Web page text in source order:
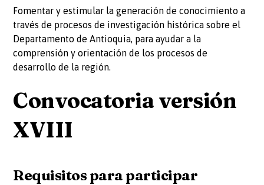
Fomentar y estimular la generación de conocimiento a
través de procesos de investigación histórica sobre el
Departamento de Antioquia, para ayudar a la
comprensión y orientación de los procesos de
desarrollo de la región.
Convocatoria versión
XVIII
Requisitos para participar